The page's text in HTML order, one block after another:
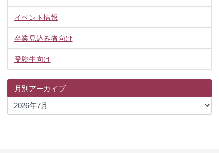
イベント情報
卒業見込み者向け
受験生向け
月別アーカイブ